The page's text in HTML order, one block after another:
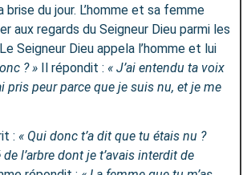
brise du jour. L’homme et sa femme
aux regards du Seigneur Dieu parmi les
Seigneur Dieu appela l’homme et lui
? » Il répondit : « J’ai entendu ta voix
pris peur parce que je suis nu, et je me
: « Qui donc t’a dit que tu étais nu ?
l’arbre dont je t’avais interdit de